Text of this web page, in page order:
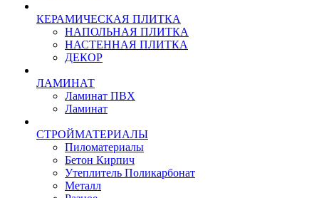
КЕРАМИЧЕСКАЯ ПЛИТКА
НАПОЛЬНАЯ ПЛИТКА
НАСТЕННАЯ ПЛИТКА
ДЕКОР
ЛАМИНАТ
Ламинат ПВХ
Ламинат
СТРОЙМАТЕРИАЛЫ
Пиломатериалы
Бетон Кирпич
Утеплитель Поликарбонат
Металл